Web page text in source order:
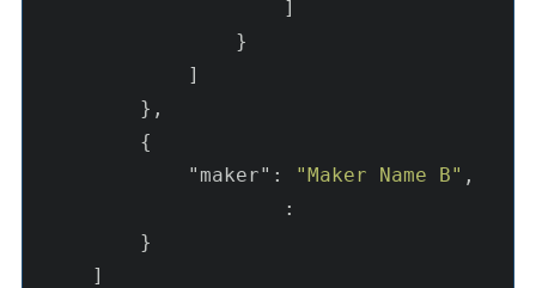
"maker" : "Maker Name B" ,
]